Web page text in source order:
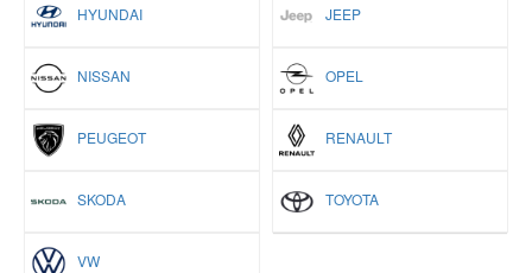
HYUNDAI JEEP
NISSAN OPEL
PEUGEOT RENAULT
SKODA TOYOTA
VW